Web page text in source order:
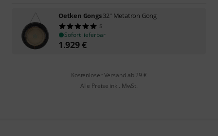
Oetken Gongs32" Metatron Gong
5
Sofort lieferbar
1.929€
Kostenloser Versand ab 29 €
Alle Preise inkl. MwSt.